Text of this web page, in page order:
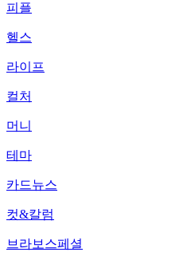
피플
헬스
라이프
컬처
머니
테마
카드뉴스
컷&칼럼
브라보스페셜